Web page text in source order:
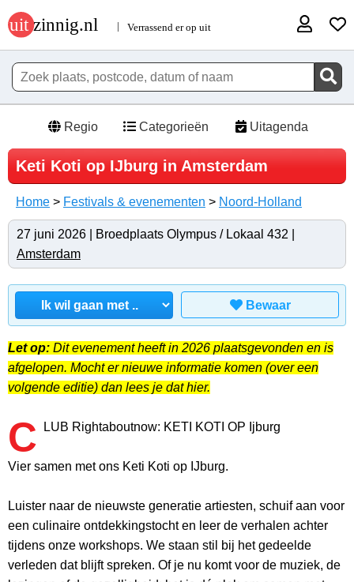
Regio Categorieën Uitagenda
Keti Koti op IJburg in Amsterdam
Home > Festivals & evenementen > Noord-Holland
27 juni 2026 | Broedplaats Olympus / Lokaal 432 |
Amsterdam
Bewaar
Let op: Dit evenement heeft in 2026 plaatsgevonden en is
afgelopen. Mocht er nieuwe informatie komen (over een
volgende editie) dan lees je dat hier.
C LUB Rightaboutnow: KETI KOTI OP Ijburg
Vier samen met ons Keti Koti op IJburg.
Luister naar de nieuwste generatie artiesten, schuif aan voor
een culinaire ontdekkingstocht en leer de verhalen achter
tijdens onze workshops. We staan stil bij het gedeelde
verleden dat blijft spreken. Of je nu komt voor de muziek, de